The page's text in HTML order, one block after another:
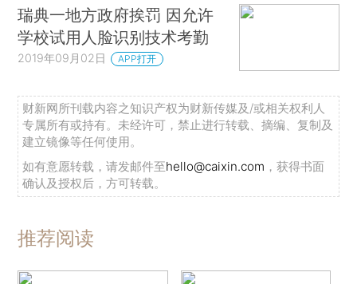
瑞典一地方政府挨罚 因允许
学校试用人脸识别技术考勤
2019年09月02日 APP打开
财新网所刊载内容之知识产权为财新传媒及/或相关权利人
专属所有或持有。未经许可，禁止进行转载、摘编、复制及
建立镜像等任何使用。
如有意愿转载，请发邮件至hello@caixin.com ，获得书面
确认及授权后，方可转载。
推荐阅读